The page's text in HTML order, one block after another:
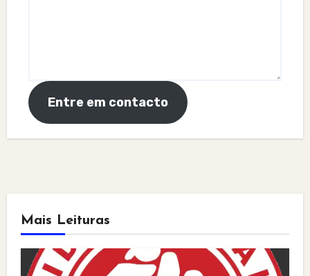
Entre em contacto
Mais Leituras